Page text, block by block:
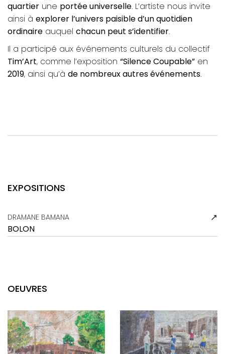
quartier une portée universelle. L’artiste nous invite
ainsi à explorer l’univers paisible d’un quotidien
ordinaire auquel chacun peut s’identifier.
Il a participé aux événements culturels du collectif
Tim’Art, comme l’exposition “Silence Coupable” en
2019, ainsi qu’à de nombreux autres événements.
EXPOSITIONS
DRAMANE BAMANA
BOLON
OEUVRES